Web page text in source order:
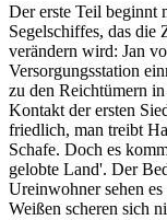
Der erste Teil beginnt
Segelschiffes, das
verändern wird: Jan
Versorgungsstation
zu den Reichtümern
Kontakt der ersten
friedlich, man treibt
Schafe. Doch es
gelobte Land'. Der
Ureinwohner sehen
Weißen scheren sich